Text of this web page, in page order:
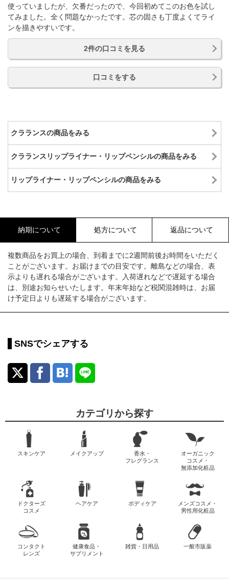
使っていましたが、欠番だったので、今回初めてこのお色を試し
てみました。全く問題なかったです。芯の固さも丁度よくてライ
ンを描きやすいです。
2件の口コミを見る
口コミをする
クラランスの商品をみる
クラランスリップライナー・リップペンシルの商品をみる
リップライナー・リップペンシルの商品をみる
納期について 処方について 返品について
複数商品をお買上の場合、到着までに2週間前後お時間をいただく
ことがございます。お届けまでの目安です。離島などの場合、表
示よりも遅れる場合がございます。入荷遅れなどで遅延する場合
は、別途お知らせいたします。年末年始など税関混雑時は、お届
け予定日よりも遅延する場合がございます。
SNSでシェアする
カテゴリから探す
スキンケア メイクアップ
香水・
フレグランス
オーガニック
コスメ・
無添加化粧品
ドクターズ
コスメ
ヘアケア ボディケア
メンズコスメ・
男性用化粧品
コンタクト
レンズ
健康食品・
サプリメント
雑貨・日用品 一般市販薬